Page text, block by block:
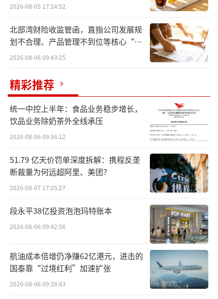
是继招商银行之后的第二家“十万亿”股份
行。
尤其值得一提的是，在银行业净息差普遍
收窄的背景下，兴业银行实现了利息净收入146
5.03亿元，成为股份行队伍里为数不多取得正
增长的银行。
对于兴业银行去年的业绩表现，不少投资
者和专业机构都给出了自己的看法，有券商便
胜马财经亦注意到，兴业银行去年不仅是息差
表现较好，三大重点领域风险的化解也成效显
著，在成立35周年的日子里，兴业银行到底凭
借什么样的能力迈过“三大难关”的呢？
实际上，在总资产突破10万亿元之前，兴
业银行在过去三年就接连跨过8万亿、9万亿、1
2026-08-05 17:14:52
北部湾财险收监管函，直指公司发展规
划不合理、产品管理不到位等核心“痛
点”
2026-08-06 09:43:25
精彩推荐
统一中控上半年：食品业务稳步增长，
饮品业务除奶茶外全线承压
2026-08-06 09:56:12
51.79 亿天价罚单深度拆解：携程反垄
断裁量为何远超阿里、美团？
2026-08-07 17:25:27
段永平38亿投资泡泡玛特账本
2026-08-06 09:42:56
航油成本倍增仍净赚62亿港元，进击的
国泰靠“过境红利”加速扩张
2026-08-06 09:38:43